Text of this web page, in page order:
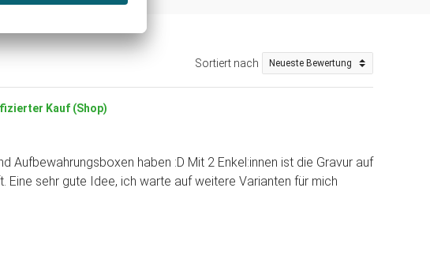
Sortiert nach
Kauf (Shop)
Aufbewahrungsboxen haben :D Mit 2 Enkel:innen ist die Gravur auf
sehr gute Idee, ich warte auf weitere Varianten für mich